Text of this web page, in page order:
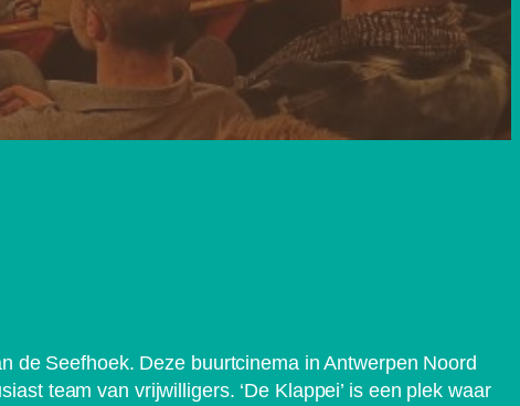
de Seefhoek. Deze buurtcinema in Antwerpen Noord
team van vrijwilligers. ‘De Klappei’ is een plek waar